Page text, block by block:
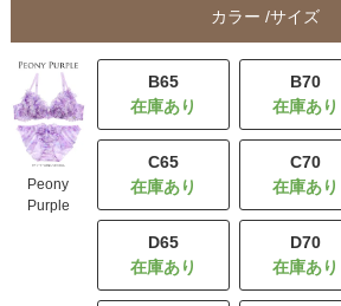
カラー サイズ
Peony
Purple
B65 B70
C65 C70
D65 D70